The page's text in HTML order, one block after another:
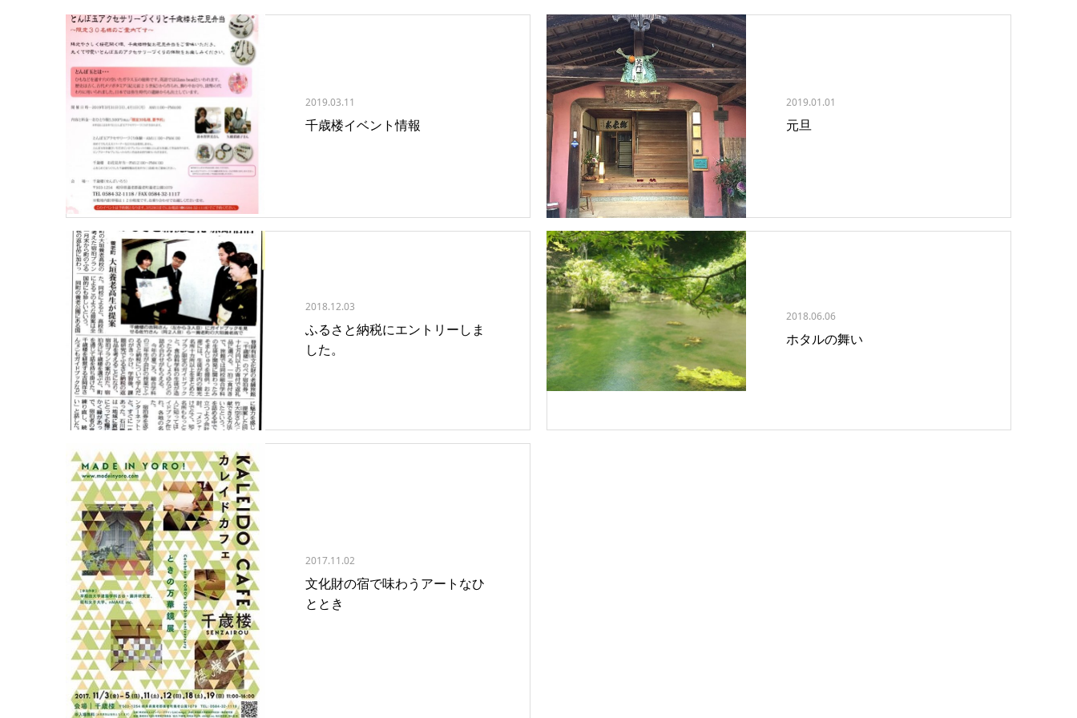
2019.03.11
千歳楼イベント情報
2019.01.01
元旦
2018.12.03
ふるさと納税にエントリーしま
した。
2018.06.06
ホタルの舞い
2017.11.02
文化財の宿で味わうアートなひ
ととき